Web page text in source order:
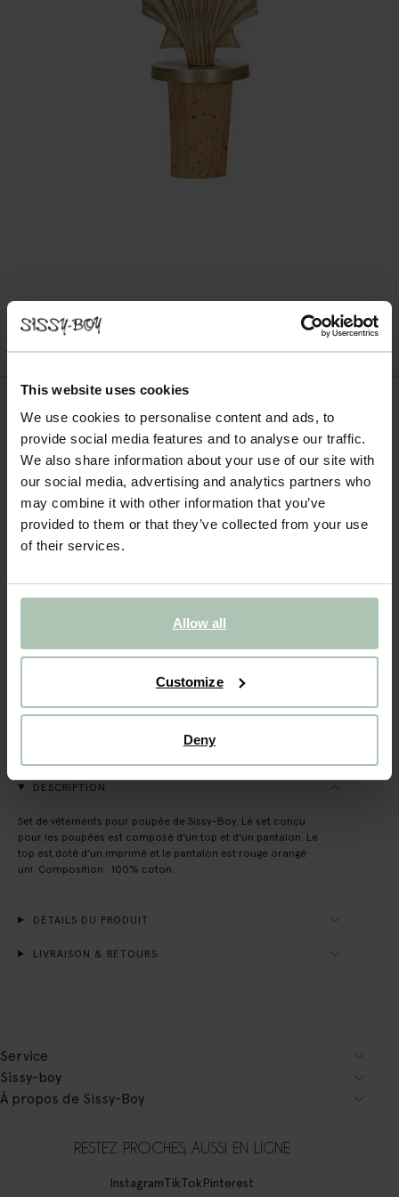
This website uses cookies
We use cookies to personalise content and ads, to
provide social media features and to analyse our traffic.
We also share information about your use of our site with
our social media, advertising and analytics partners who
may combine it with other information that you’ve
provided to them or that they’ve collected from your use
of their services.
Allow all
Customize
Deny
STORE ONLY
Set de vêtements poupée - multicolore
9.99
Taille sélectionnée: Onesize
Livraison gratuite en magasin
Payer après coup
DESCRIPTION
Set de vêtements pour poupée de Sissy-Boy. Le set conçu
pour les poupées est composé d'un top et d'un pantalon. Le
top est doté d'un imprimé et le pantalon est rouge orangé
uni. Composition : 100% coton.
DÉTAILS DU PRODUIT
LIVRAISON & RETOURS
Service
Sissy-boy
À propos de Sissy-Boy
RESTEZ PROCHES, AUSSI EN LIGNE
InstagramTikTokPinterest